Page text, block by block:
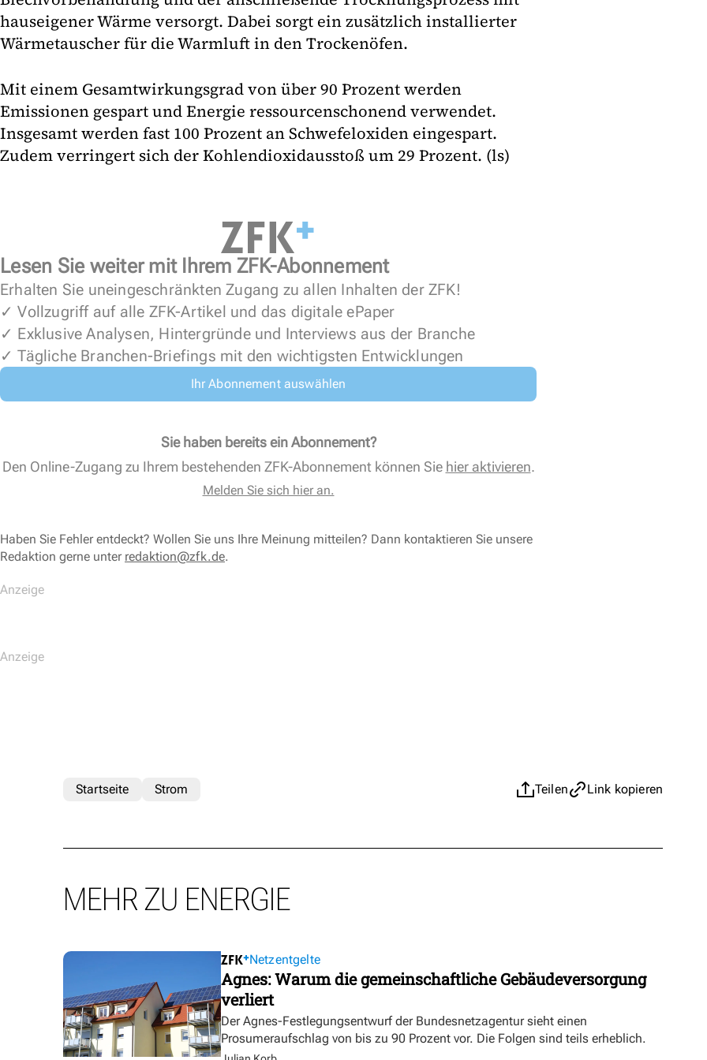
hauseigener Wärme versorgt. Dabei sorgt ein zusätzlich installierter
Wärmetauscher für die Warmluft in den Trockenöfen.
Mit einem Gesamtwirkungsgrad von über 90 Prozent werden
Emissionen gespart und Energie ressourcenschonend verwendet.
Insgesamt werden fast 100 Prozent an Schwefeloxiden eingespart.
Zudem verringert sich der Kohlendioxidausstoß um 29 Prozent. (ls)
Lesen Sie weiter mit Ihrem ZFK-Abonnement
Erhalten Sie uneingeschränkten Zugang zu allen Inhalten der ZFK!
✓ Vollzugriff auf alle ZFK-Artikel und das digitale ePaper
✓ Exklusive Analysen, Hintergründe und Interviews aus der Branche
✓ Tägliche Branchen-Briefings mit den wichtigsten Entwicklungen
Ihr Abonnement auswählen
Sie haben bereits ein Abonnement?
Den Online-Zugang zu Ihrem bestehenden ZFK-Abonnement können Sie hier aktivieren.
Melden Sie sich hier an.
Haben Sie Fehler entdeckt? Wollen Sie uns Ihre Meinung mitteilen? Dann kontaktieren Sie unsere
Redaktion gerne unter redaktion@zfk.de.
Teilen Link kopieren
Startseite Strom
MEHR ZU ENERGIE
Netzentgelte
Agnes: Warum die gemeinschaftliche Gebäudeversorgung
verliert
Der Agnes-Festlegungsentwurf der Bundesnetzagentur sieht einen
Prosumeraufschlag von bis zu 90 Prozent vor. Die Folgen sind teils erheblich.